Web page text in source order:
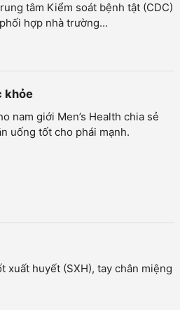
tâm Kiểm soát bệnh tật (CDC)
hợp nhà trường...
khỏe
nam giới Men’s Health chia sẻ
uống tốt cho phái mạnh.
xuất huyết (SXH), tay chân miệng